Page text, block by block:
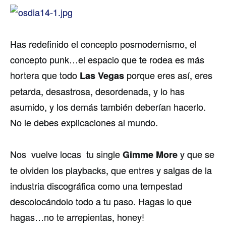
Has redefinido el concepto posmodernismo, el
concepto punk…el espacio que te rodea es más
hortera que todo Las Vegas porque eres así­, eres
petarda, desastrosa, desordenada, y lo has
asumido, y los demás también deberí­an hacerlo.
No le debes explicaciones al mundo.
Nos vuelve locas tu singleGimme Morey que se
te olviden los playbacks, que entres y salgas de la
industria discográfica como una tempestad
descolocándolo todo a tu paso. Hagas lo que
hagas…no te arrepientas, honey!